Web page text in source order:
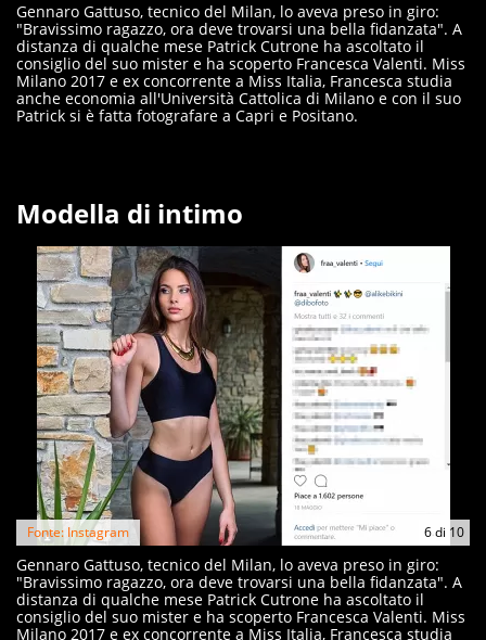
Gennaro Gattuso, tecnico del Milan, lo aveva preso in giro:
"Bravissimo ragazzo, ora deve trovarsi una bella fidanzata". A
distanza di qualche mese Patrick Cutrone ha ascoltato il
consiglio del suo mister e ha scoperto Francesca Valenti. Miss
Milano 2017 e ex concorrente a Miss Italia, Francesca studia
anche economia all'Università Cattolica di Milano e con il suo
Patrick si è fatta fotografare a Capri e Positano.
Modella di intimo
6di 10
Fonte: Instagram
Gennaro Gattuso, tecnico del Milan, lo aveva preso in giro:
"Bravissimo ragazzo, ora deve trovarsi una bella fidanzata". A
distanza di qualche mese Patrick Cutrone ha ascoltato il
consiglio del suo mister e ha scoperto Francesca Valenti. Miss
Milano 2017 e ex concorrente a Miss Italia, Francesca studia